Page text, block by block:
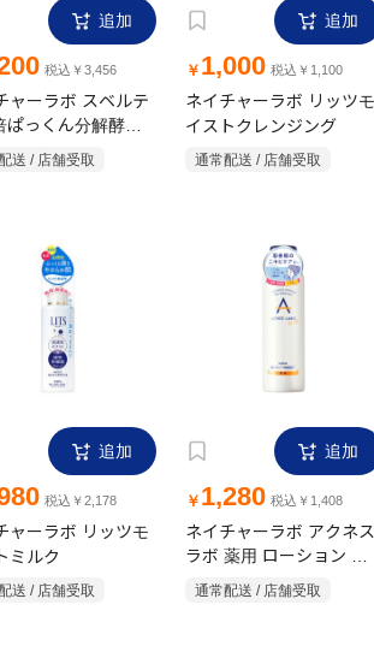
追加
税込￥3,456
ャーラボ スベルテ
ぱっくん分解酵母
送 / 店舗受取
追加
￥ 1,000 税込￥1,100
ネイチャーラボ リッツモ
イストクレンジング
通常配送 / 店舗受取
追加
税込￥2,178
ャーラボ リッツモ
ミルク
送 / 店舗受取
追加
￥ 1,280 税込￥1,408
ネイチャーラボ アクネス
ラボ 薬用 ローション 思
品】
通常配送 / 店舗受取